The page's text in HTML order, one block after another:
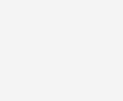
Neuigkeiten, gebündelt und
bin ich damit einverstanden, über